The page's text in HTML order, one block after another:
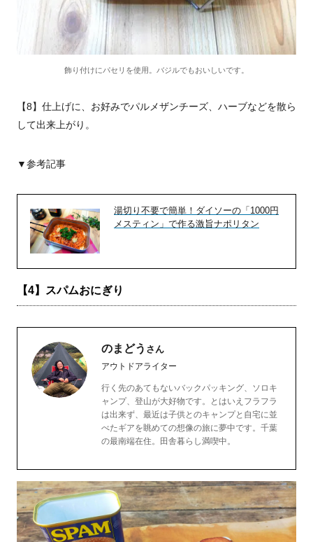
飾り付けにパセリを使用。バジルでもおいしいです。
【8】仕上げに、お好みでパルメザンチーズ、ハーブなどを散ら
して出来上がり。
▼参考記事
湯切り不要で簡単！ダイソーの「1000円
メスティン」で作る激旨ナポリタン
【4】スパムおにぎり
のまどう さん
アウトドアライター
行く先のあてもないバックパッキング、ソロキ
ャンプ、登山が大好物です。とはいえフラフラ
は出来ず、最近は子供とのキャンプと自宅に並
べたギアを眺めての想像の旅に夢中です。千葉
の最南端在住。田舎暮らし満喫中。